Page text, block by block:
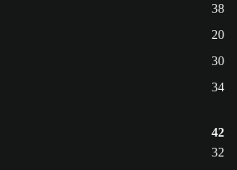
38
20
30
34
42
32